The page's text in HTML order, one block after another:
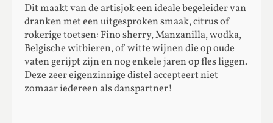
Dit maakt van de artisjok een ideale begeleider van
dranken met een uitgesproken smaak, citrus of
rokerige toetsen: Fino sherry, Manzanilla, wodka,
Belgische witbieren, of witte wijnen die op oude
vaten gerijpt zijn en nog enkele jaren op fles liggen.
Deze zeer eigenzinnige distel accepteert niet
zomaar iedereen als danspartner!